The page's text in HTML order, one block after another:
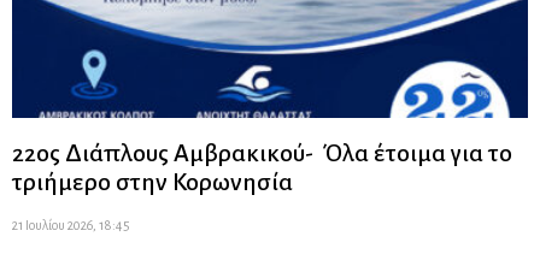
22ος Διάπλους Αμβρακικού- Όλα έτοιμα για το
τριήμερο στην Κορωνησία
21 Ιουλίου 2026, 18:45